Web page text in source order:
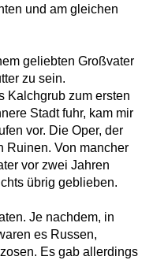
und am gleichen
geliebten Großvater
zu sein.
Kalchgrub zum ersten
Stadt fuhr, kam mir
vor. Die Oper, der
Ruinen. Von mancher
vor zwei Jahren
übrig geblieben.
Je nachdem, in
es Russen,
Es gab allerdings